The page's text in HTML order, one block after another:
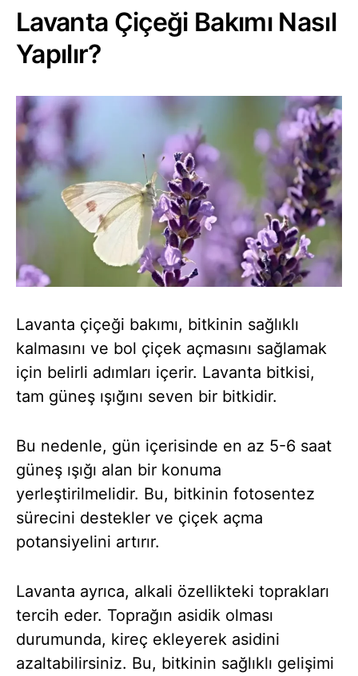
Lavanta Çiçeği Bakımı Nasıl
Yapılır?
Lavanta çiçeği bakımı, bitkinin sağlıklı
kalmasını ve bol çiçek açmasını sağlamak
için belirli adımları içerir. Lavanta bitkisi,
tam güneş ışığını seven bir bitkidir.
Bu nedenle, gün içerisinde en az 5-6 saat
güneş ışığı alan bir konuma
yerleştirilmelidir. Bu, bitkinin fotosentez
sürecini destekler ve çiçek açma
potansiyelini artırır.
Lavanta ayrıca, alkali özellikteki toprakları
tercih eder. Toprağın asidik olması
durumunda, kireç ekleyerek asidini
azaltabilirsiniz. Bu, bitkinin sağlıklı gelişimi